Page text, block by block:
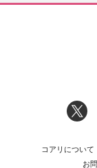
コアリについて
お